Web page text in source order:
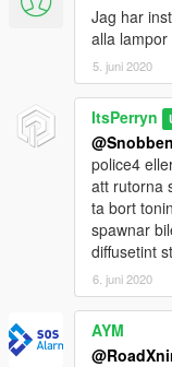
Jag har
alla
5. juni 2020
ItsPerryn
police4
att rutorna
ta bort
spawnar
diffusetint
6. juni 2020
AYM